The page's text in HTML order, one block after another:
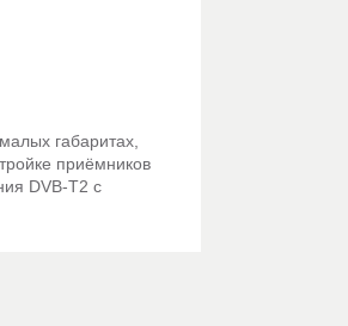
габаритах,
приёмников
DVB-T2 с